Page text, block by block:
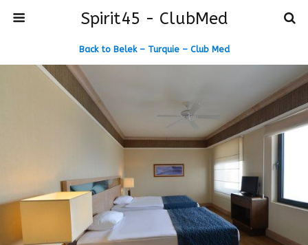
Spirit45 - ClubMed
Back to Belek – Turquie – Club Med